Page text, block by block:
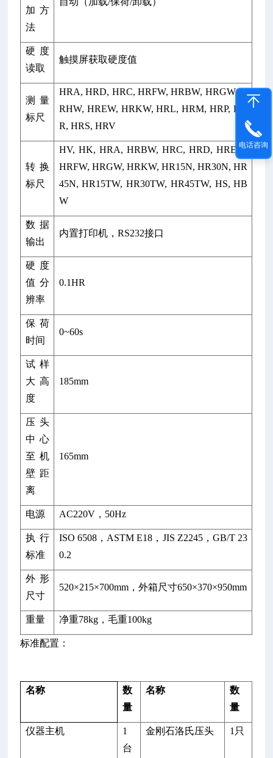
加方
法
硬度
读取
触摸屏获取硬度值
测量
标尺
HRA, HRD, HRC, HRFW, HRBW, HRGW, H
RHW, HREW, HRKW, HRL, HRM, HRP, HR
R, HRS, HRV
转换
标尺
HV, HK, HRA, HRBW, HRC, HRD, HREW,
HRFW, HRGW, HRKW, HR15N, HR30N, HR
45N, HR15TW, HR30TW, HR45TW, HS, HB
W
数据
输出
内置打印机， RS232接口
硬度
值分
辨率
0.1HR
保荷
时间
0~60s
试样
大高
度
185mm
压头
中心
至机
壁距
离
165mm
电源 AC220V， 50Hz
执行
标准
ISO 6508， ASTM E18 ， JIS Z2245，GB/T 23
0.2
外形
尺寸
520×215×700mm，外箱尺寸650×370×950mm
重量 净重78kg，毛重100kg
标准配置：
名称
数
量
名称
数
量
仪器主机
1
台
金刚石洛氏压头 1只
电话咨询